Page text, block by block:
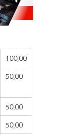
100,00
50,00
50,00
50,00